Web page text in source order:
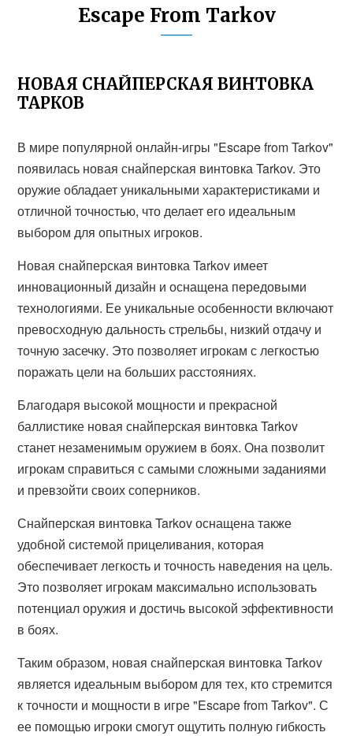
Escape From Tarkov
НОВАЯ СНАЙПЕРСКАЯ ВИНТОВКА
ТАРКОВ
В мире популярной онлайн-игры "Escape from Tarkov"
появилась новая снайперская винтовка Tarkov. Это
оружие обладает уникальными характеристиками и
отличной точностью, что делает его идеальным
выбором для опытных игроков.
Новая снайперская винтовка Tarkov имеет
инновационный дизайн и оснащена передовыми
технологиями. Ее уникальные особенности включают
превосходную дальность стрельбы, низкий отдачу и
точную засечку. Это позволяет игрокам с легкостью
поражать цели на больших расстояниях.
Благодаря высокой мощности и прекрасной
баллистике новая снайперская винтовка Tarkov
станет незаменимым оружием в боях. Она позволит
игрокам справиться с самыми сложными заданиями
и превзойти своих соперников.
Снайперская винтовка Tarkov оснащена также
удобной системой прицеливания, которая
обеспечивает легкость и точность наведения на цель.
Это позволяет игрокам максимально использовать
потенциал оружия и достичь высокой эффективности
в боях.
Таким образом, новая снайперская винтовка Tarkov
является идеальным выбором для тех, кто стремится
к точности и мощности в игре "Escape from Tarkov". С
ее помощью игроки смогут ощутить полную гибкость